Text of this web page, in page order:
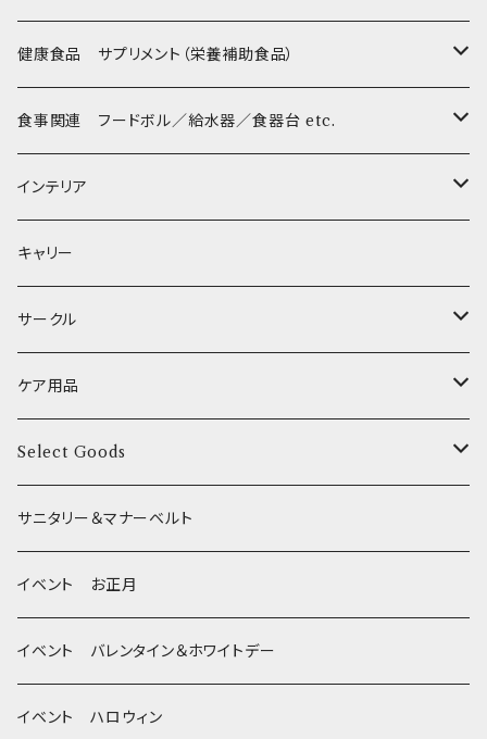
XSサイズ(テープ幅1.0cm) _ ハーネス&リードセット
XSサイズ(テープ幅1.0cm) _ 首輪
Collar & Leash Set - S
幼犬・超小型犬用 _ 幅1.0cm
小型犬用 _ 幅1.5cm
flexi フレキシリード(伸縮リード)
ライト
etc.
ぬいぐるみ
ラテックスTOY
PomPreece / ポンポリース
デンタル
etc.
BITE ME
京
Bonpuchi
職人の味
ジャーキー
和菓子
愛犬の健康おやつ
POCHETINO
etc.
季節限定 お正月
季節限定 バレンタイン&ホワイトデー
季節限定 夏
季節限定 ハロウィン
季節限定 クリスマス
Wonderful Kitchen / (旧)P-ball
MEAT
グルテンフリー！ _ DOG TREE
健康食品 サプリメント（栄養補助食品）
涙やけ対策
健康維持
食糞防止
食事関連 フードボル／給水器／食器台 etc.
フードボウル
給水器
食器台
インテリア
カドラー／ベッド
トイレ
キャリー
サークル
サークル
サークルカバー
ケア用品
ブラシ類
デンタルケア
除菌・抗菌・消臭
耳
静電気防止スプレー
Select Goods
Bichon Frise
サニタリー＆マナーベルト
イベント お正月
イベント バレンタイン＆ホワイトデー
イベント ハロウィン